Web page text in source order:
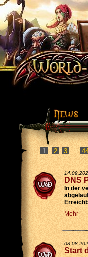
2 3 ... 44
DNS
In der
Mehr
Start